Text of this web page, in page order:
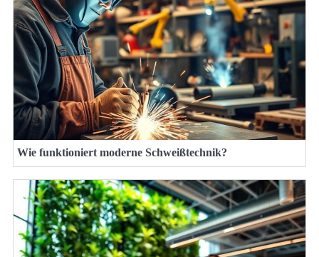
Wie funktioniert moderne Schweißtechnik?